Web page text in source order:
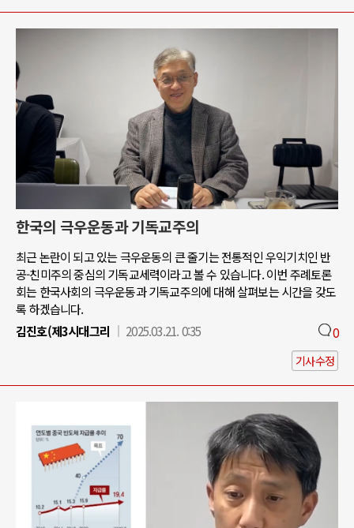
한국의 극우운동과 기독교주의
최근 논란이 되고 있는 극우운동의 큰 줄기는 전통적인 우익기치인 반
공-친미주의 중심의 기독교세력이라고 볼 수 있습니다. 이번 주례토론
회는 한국사회의 극우운동과 기독교주의에 대해 살펴보는 시간을 갖도
록 하겠습니다.
김진호(제3시대그리
2025.03.21. 0:35 0
기사수정